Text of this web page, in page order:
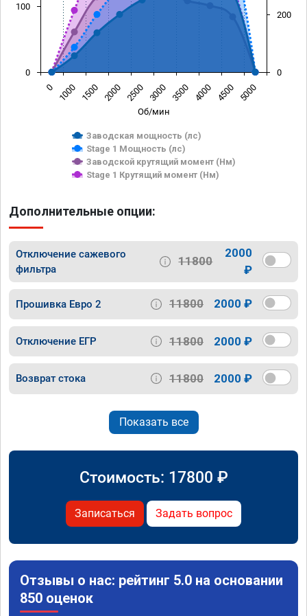
Об/мин
Заводская мощность (лс)
Stage 1 Мощность (лс)
Заводской крутящий момент (Нм)
Stage 1 Крутящий момент (Нм)
0 1000 1500 2000 2500 3000 3500 4000 4500 5000
0
100
0
200
Дополнительные опции:
Отключение сажевого
фильтра
11800
2000
₽
Прошивка Евро 2 11800 2000 ₽
Отключение ЕГР 11800 2000 ₽
Возврат стока 11800 2000 ₽
Показать все
Стоимость: 17800 ₽
Записаться Задать вопрос
Отзывы о нас: рейтинг 5.0 на основании
850 оценок